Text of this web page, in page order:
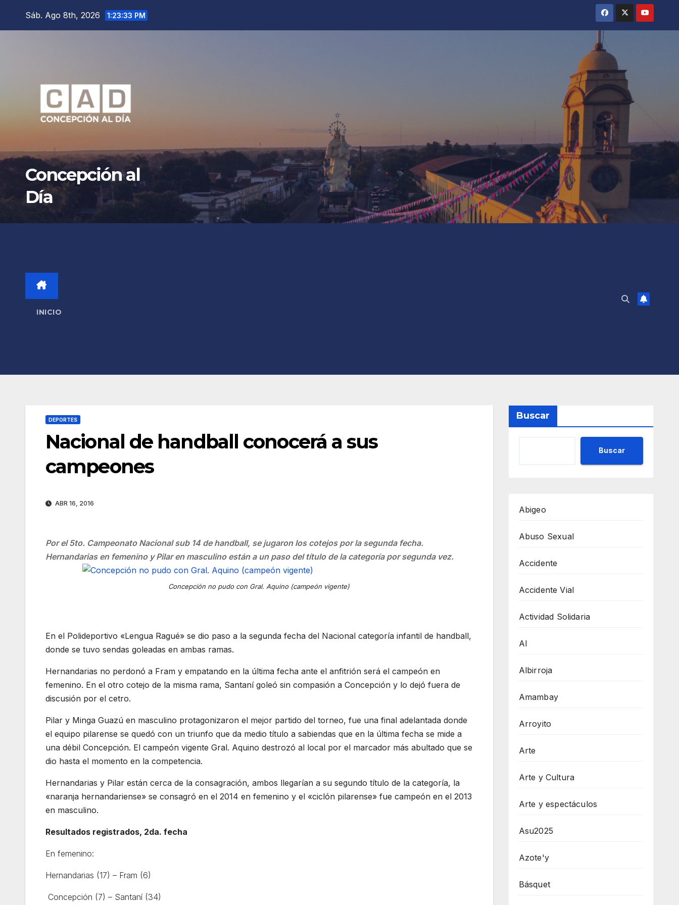
Sáb. Ago 8th, 2026 1:23:34 PM
Concepción al
Día
INICIO
DEPORTES
Nacional de handball conocerá a sus
campeones
ABR 16, 2016
Por el 5to. Campeonato Nacional sub 14 de handball, se jugaron los cotejos por la segunda fecha.
Hernandarias en femenino y Pilar en masculino están a un paso del título de la categoría por segunda vez.
Concepción no pudo con Gral. Aquino (campeón vigente)
En el Polideportivo «Lengua Ragué» se dio paso a la segunda fecha del Nacional categoría infantil de handball,
donde se tuvo sendas goleadas en ambas ramas.
Hernandarias no perdonó a Fram y empatando en la última fecha ante el anfitrión será el campeón en
femenino. En el otro cotejo de la misma rama, Santaní goleó sin compasión a Concepción y lo dejó fuera de
discusión por el cetro.
Pilar y Minga Guazú en masculino protagonizaron el mejor partido del torneo, fue una final adelantada donde
el equipo pilarense se quedó con un triunfo que da medio título a sabiendas que en la última fecha se mide a
una débil Concepción. El campeón vigente Gral. Aquino destrozó al local por el marcador más abultado que se
dio hasta el momento en la competencia.
Hernandarias y Pilar están cerca de la consagración, ambos llegarían a su segundo título de la categoría, la
«naranja hernandariense» se consagró en el 2014 en femenino y el «ciclón pilarense» fue campeón en el 2013
en masculino.
Resultados registrados, 2da. fecha
En femenino:
Hernandarias (17) – Fram (6)
Concepción (7) – Santaní (34)
Buscar
Buscar
Abigeo
Abuso Sexual
Accidente
Accidente Vial
Actividad Solidaria
AI
Albirroja
Amambay
Arroyito
Arte
Arte y Cultura
Arte y espectáculos
Asu2025
Azote'y
Básquet